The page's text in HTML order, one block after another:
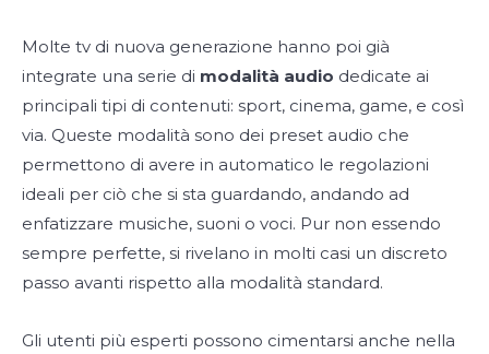
Molte tv di nuova generazione hanno poi già
integrate una serie di modalità audio dedicate ai
principali tipi di contenuti: sport, cinema, game, e così
via. Queste modalità sono dei preset audio che
permettono di avere in automatico le regolazioni
ideali per ciò che si sta guardando, andando ad
enfatizzare musiche, suoni o voci. Pur non essendo
sempre perfette, si rivelano in molti casi un discreto
passo avanti rispetto alla modalità standard.
Gli utenti più esperti possono cimentarsi anche nella